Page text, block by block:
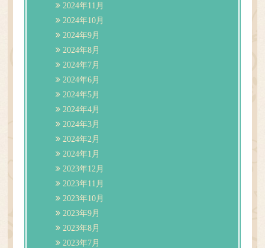
2024年11月
2024年10月
2024年9月
2024年8月
2024年7月
2024年6月
2024年5月
2024年4月
2024年3月
2024年2月
2024年1月
2023年12月
2023年11月
2023年10月
2023年9月
2023年8月
2023年7月